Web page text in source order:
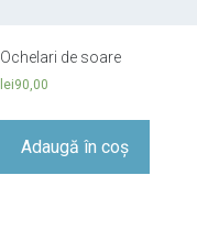
Ochelari de soare
lei90,00
Adaugă în coș